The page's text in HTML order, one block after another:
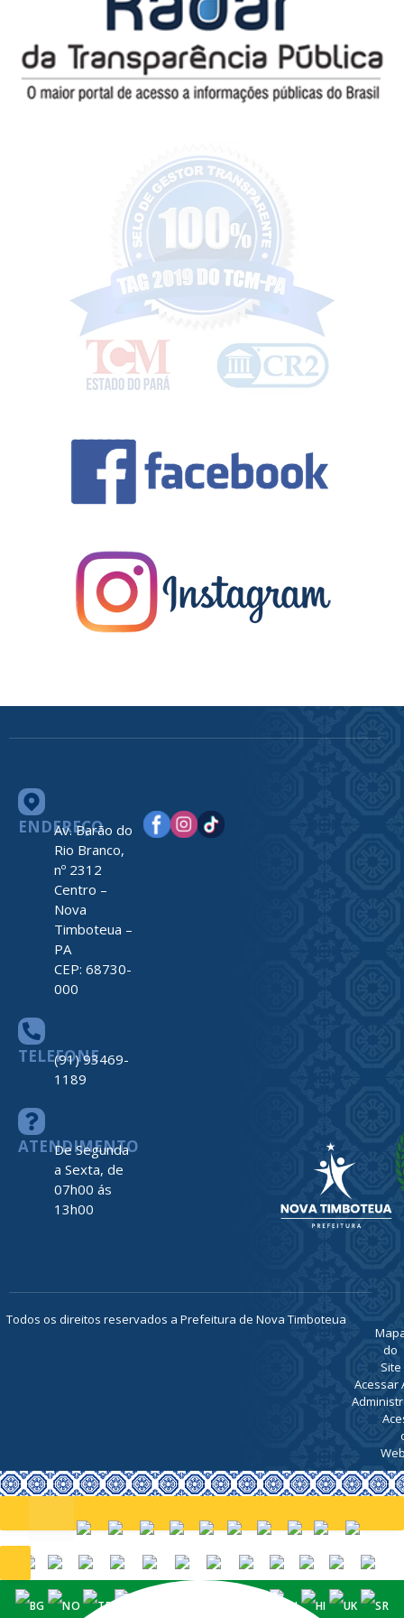
ENDEREÇO
Av. Barão do
Rio Branco,
nº 2312
Centro –
Nova
Timboteua –
PA
CEP: 68730-
000
TELEFONE
(91) 93469-
1189
ATENDIMENTO
De Segunda
a Sexta, de
07h00 ás
13h00
Todos os direitos reservados a Prefeitura de Nova Timboteua
do
Site
Acessar